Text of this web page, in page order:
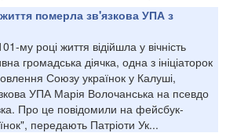
померла зв'язкова УПА з
му році життя відійшла у вічність
громадська діячка, одна з ініціаторок
Союзу українок у Калуші,
УПА Марія Волочанська на псевдо
Про це повідомили на фейсбук-
передають Патріоти Ук...